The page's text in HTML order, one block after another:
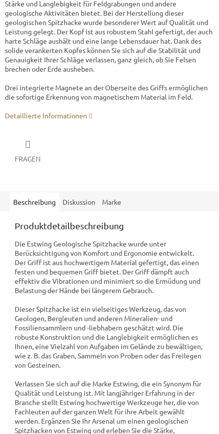
Stärke und Langlebigkeit für Feldgrabungen und andere
geologische Aktivitäten bietet. Bei der Herstellung dieser
geologischen Spitzhacke wurde besonderer Wert auf Qualität und
Leistung gelegt. Der Kopf ist aus robustem Stahl gefertigt, der auch
harte Schläge aushält und eine lange Lebensdauer hat. Dank des
solide verankerten Kopfes können Sie sich auf die Stabilität und
Genauigkeit Ihrer Schläge verlassen, ganz gleich, ob Sie Felsen
brechen oder Erde ausheben.
Drei integrierte Magnete an der Oberseite des Griffs ermöglichen
die sofortige Erkennung von magnetischem Material im Feld.
Detaillierte Informationen
FRAGEN
Beschreibung Diskussion Marke
Produktdetailbeschreibung
Die Estwing Geologische Spitzhacke wurde unter
Berücksichtigung von Komfort und Ergonomie entwickelt.
Der Griff ist aus hochwertigem Material gefertigt, das einen
festen und bequemen Griff bietet. Der Griff dämpft auch
effektiv die Vibrationen und minimiert so die Ermüdung und
Belastung der Hände bei längerem Gebrauch.
Dieser Spitzhacke ist ein vielseitiges Werkzeug, das von
Geologen, Bergleuten und anderen Mineralien- und
Fossiliensammlern und -liebhabern geschätzt wird. Die
robuste Konstruktion und die Langlebigkeit ermöglichen es
Ihnen, eine Vielzahl von Aufgaben im Gelände zu bewältigen,
wie z. B. das Graben, Sammeln von Proben oder das Freilegen
von Gesteinen.
Verlassen Sie sich auf die Marke Estwing, die ein Synonym für
Qualität und Leistung ist. Mit langjähriger Erfahrung in der
Branche stellt Estwing hochwertige Werkzeuge her, die von
Fachleuten auf der ganzen Welt für ihre Arbeit gewählt
werden. Ergänzen Sie Ihr Arsenal um einen geologischen
Spitzhacken von Estwing und erleben Sie die Stärke,